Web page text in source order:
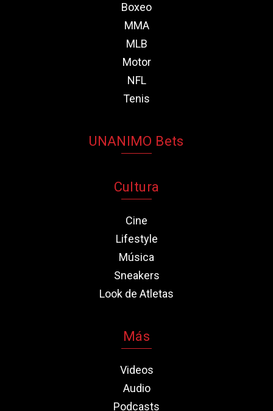
Boxeo
MMA
MLB
Motor
NFL
Tenis
UNANIMO Bets
Cultura
Cine
Lifestyle
Música
Sneakers
Look de Atletas
Más
Videos
Audio
Podcasts